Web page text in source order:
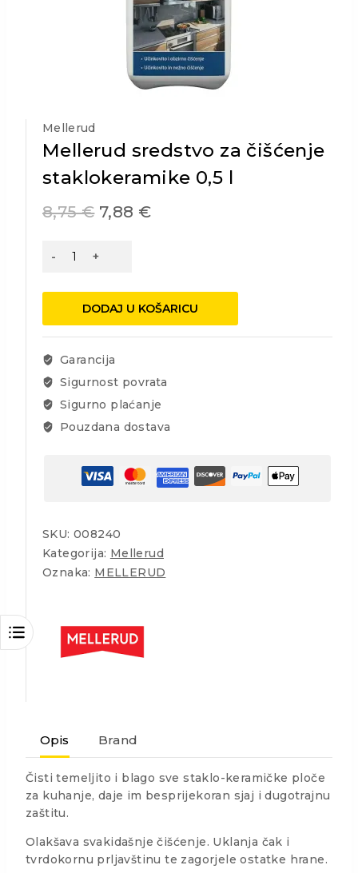
Mellerud
Mellerud sredstvo za čišćenje
staklokeramike 0,5 l
8,75€ 7,88 €
Mellerud
čišćenje
0,5
l
DODAJ U KOŠARICU
Garancija
Sigurnost povrata
Sigurno plaćanje
Pouzdana dostava
SKU: 008240
Kategorija: Mellerud
Oznaka: MELLERUD
Opis Brand
Čisti temeljito i blago sve staklo-keramičke ploče
za kuhanje, daje im besprijekoran sjaj i dugotrajnu
zaštitu.
Olakšava svakidašnje čišćenje. Uklanja čak i
tvrdokornu prljavštinu te zagorjele ostatke hrane.